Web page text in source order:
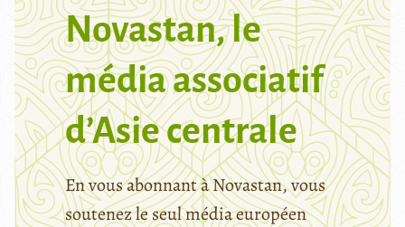
Novastan, le
média associatif
d’Asie centrale
En vous abonnant à Novastan, vous
soutenez le seul média européen